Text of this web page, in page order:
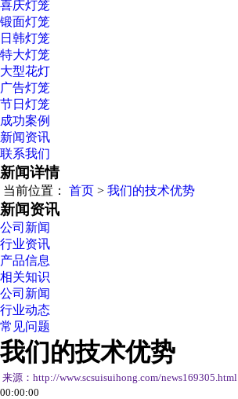
喜庆灯笼
锻面灯笼
日韩灯笼
特大灯笼
大型花灯
广告灯笼
节日灯笼
成功案例
新闻资讯
联系我们
新闻详情
当前位置： 首页 > 我们的技术优势
新闻资讯
公司新闻
行业资讯
产品信息
相关知识
公司新闻
行业动态
常见问题
我们的技术优势
来源：http://www.scsuisuihong.com/news169305.html
00:00:00